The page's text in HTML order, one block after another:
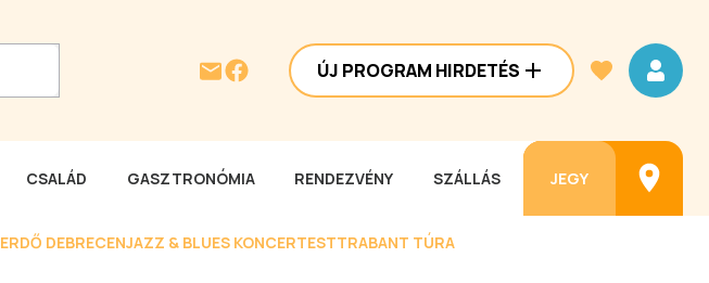
ÚJ PROGRAM HIRDETÉS
CSALÁD GASZTRONÓMIA RENDEZVÉNY SZÁLLÁS JEGY
DEBRECENJAZZ & BLUES KONCERTESTTRABANT TÚRA